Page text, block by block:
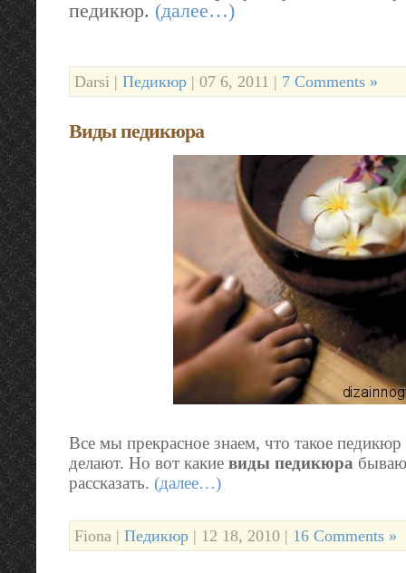
педикюр. (далее…)
Darsi | Педикюр | 07 6, 2011 | 7 Comments »
Виды педикюра
Все мы прекрасное знаем, что такое педикюр
делают. Но вот какие виды педикюра
рассказать. (далее…)
Fiona | Педикюр | 12 18, 2010 | 16 Comments »